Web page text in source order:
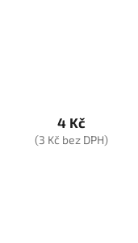
4 Kč
(3 Kč bez DPH)